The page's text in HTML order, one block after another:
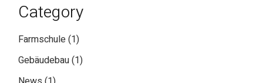
Category
Farmschule(1)
Gebäudebau(1)